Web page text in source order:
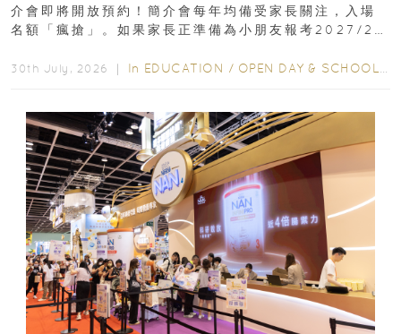
介會即將開放預約！簡介會每年均備受家長關注，入場
名額「瘋搶」。如果家長正準備為小朋友報考2027/28
30th July, 2026 ｜ In EDUCATION / OPEN DAY & SCHOOL EVENTS